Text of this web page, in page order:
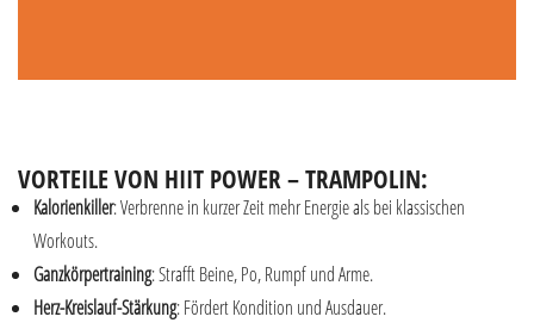
VORTEILE VON HIIT POWER – TRAMPOLIN:
Kalorienkiller: Verbrenne in kurzer Zeit mehr Energie als bei klassischen
Workouts.
Ganzkörpertraining: Strafft Beine, Po, Rumpf und Arme.
Herz-Kreislauf-Stärkung: Fördert Kondition und Ausdauer.